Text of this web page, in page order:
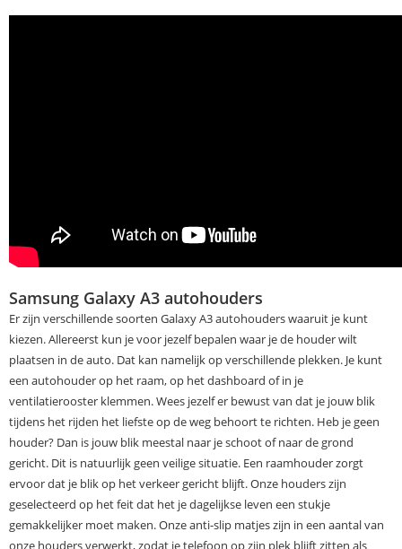
Samsung Galaxy A3 autohouders
Er zijn verschillende soorten Galaxy A3 autohouders waaruit je kunt
kiezen. Allereerst kun je voor jezelf bepalen waar je de houder wilt
plaatsen in de auto. Dat kan namelijk op verschillende plekken. Je kunt
een autohouder op het raam, op het dashboard of in je
ventilatierooster klemmen. Wees jezelf er bewust van dat je jouw blik
tijdens het rijden het liefste op de weg behoort te richten. Heb je geen
houder? Dan is jouw blik meestal naar je schoot of naar de grond
gericht. Dit is natuurlijk geen veilige situatie. Een raamhouder zorgt
ervoor dat je blik op het verkeer gericht blijft. Onze houders zijn
geselecteerd op het feit dat het je dagelijkse leven een stukje
gemakkelijker moet maken. Onze anti-slip matjes zijn in een aantal van
onze houders verwerkt, zodat je telefoon op zijn plek blijft zitten als